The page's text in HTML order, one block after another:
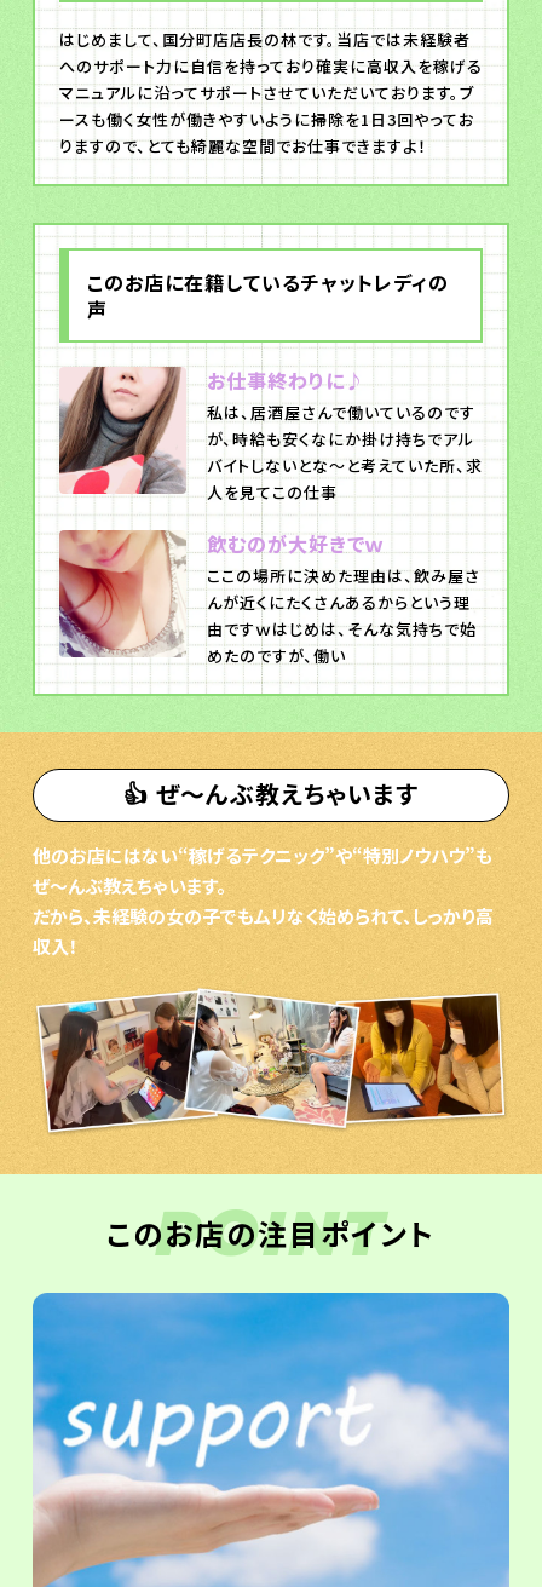
はじめまして、国分町店店長の林です。当店では未経験者
へのサポート力に自信を持っており確実に高収入を稼げる
マニュアルに沿ってサポートさせていただいております。ブ
ースも働く女性が働きやすいように掃除を1日3回やってお
りますので、とても綺麗な空間でお仕事できますよ！
このお店に在籍しているチャットレディの
声
お仕事終わりに♪
私は、居酒屋さんで働いているのです
が、時給も安くなにか掛け持ちでアル
バイトしないとな～と考えていた所、求
人を見てこの仕事
飲むのが大好きでｗ
ここの場所に決めた理由は、飲み屋さ
んが近くにたくさんあるからという理
由ですｗはじめは、そんな気持ちで始
めたのですが、働い
👍 ぜ〜んぶ教えちゃいます
他のお店にはない“稼げるテクニック”や“特別ノウハウ”も
ぜ〜んぶ教えちゃいます。
だから、未経験の女の子でもムリなく始められて、しっかり高
収入！
このお店の注目ポイント
POINT